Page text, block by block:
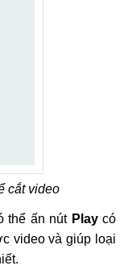
cắt video
thể ấn nút Playcó
video và giúp loại